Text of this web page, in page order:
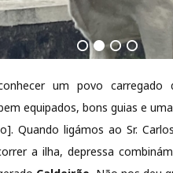
um povo carregado
equipados, bons guias e
Quando ligámos ao Sr.
a ilha, depressa